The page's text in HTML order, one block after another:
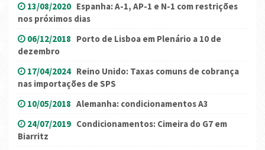
13/08/2020 Espanha: A-1, AP-1 e N-1 com restrições
nos próximos dias
06/12/2018 Porto de Lisboa em Plenário a 10 de
dezembro
17/04/2024 Reino Unido: Taxas comuns de cobrança
nas importações de SPS
10/05/2018 Alemanha: condicionamentos A3
24/07/2019 Condicionamentos: Cimeira do G7 em
Biarritz